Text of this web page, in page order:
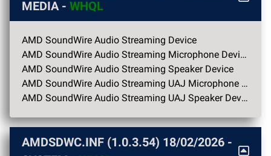
MEDIA - WHQL
AMD SoundWire Audio Streaming Device
AMD SoundWire Audio Streaming Microphone Device
AMD SoundWire Audio Streaming Speaker Device
AMD SoundWire Audio Streaming UAJ Microphone Device
AMD SoundWire Audio Streaming UAJ Speaker Device
AMDSDWC.INF (1.0.3.54) 18/02/2026 -